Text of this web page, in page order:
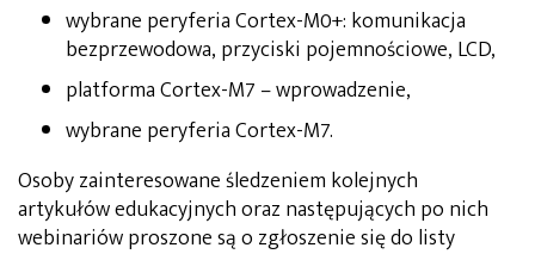
wybrane peryferia Cortex-M0+: komunikacja
bezprzewodowa, przyciski pojemnościowe, LCD,
platforma Cortex-M7 – wprowadzenie,
wybrane peryferia Cortex-M7.
Osoby zainteresowane śledzeniem kolejnych
artykułów edukacyjnych oraz następujących po nich
webinariów proszone są o zgłoszenie się do listy